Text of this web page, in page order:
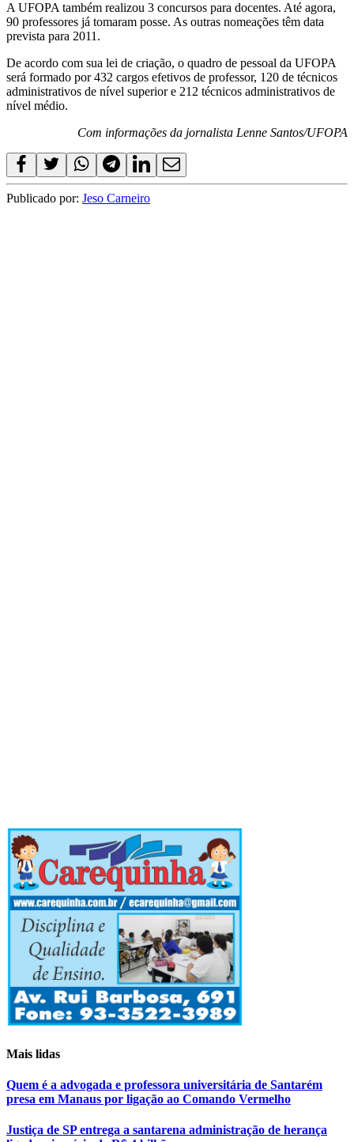
A UFOPA também realizou 3 concursos para docentes. Até agora,
90 professores já tomaram posse. As outras nomeações têm data
prevista para 2011.
De acordo com sua lei de criação, o quadro de pessoal da UFOPA
será formado por 432 cargos efetivos de professor, 120 de técnicos
administrativos de nível superior e 212 técnicos administrativos de
nível médio.
Com informações da jornalista Lenne Santos/UFOPA
Publicado por: Jeso Carneiro
Mais lidas
Quem é a advogada e professora universitária de Santarém
presa em Manaus por ligação ao Comando Vermelho
Justiça de SP entrega a santarena administração de herança